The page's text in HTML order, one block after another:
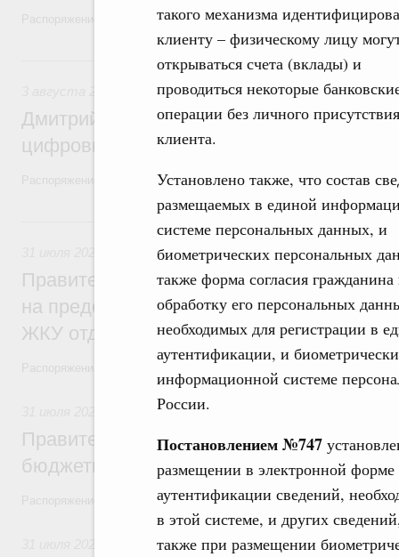
такого механизма
клиенту – физическому лицу
открываться счета (вклады) и
проводиться некоторые
операции без личного присутствия
клиента.
Установлено также, что состав
размещаемых в единой
системе персональных данных, и
биометрических персональных
также форма согласия гражданина
обработку его персональных
необходимых для регистрации в
аутентификации, и
информационной системе
России.
Постановлением№747
размещении в электронной
аутентификации сведений,
в этой системе, и других
также при размещении
Распоряжение от 3 августа 2026 года №2067-р
3 августа, понедельник
Регулирование в сфере торговли.
Дмитрий Григоренко возглавил штаб по
цифровых платформ
Распоряжение от 25 июля 2026 года №1966-р
Социальная поддержка отдельных
Правительство направит регионам
на предоставление мер социальной
ЖКУ отдельным категориям граждан
Бюджеты субъектов Федерации.
Правительство спишет часть
бюджетным кредитам ещё двум
Распоряжение от 29 июля 2026 года №2016-р
Чрезвычайные ситуации и ликвидация их